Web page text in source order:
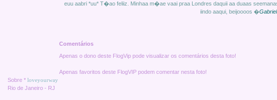
euu aabri *uu* T�ao feliiz. Minhaa m�ae vaai praa Londres daquii aa duaas
iindo aaqui, beijoooos �
Comentários
Apenas o dono deste FlogVip pode visualizar os comentários desta foto!
Apenas favoritos deste FlogVIP podem comentar nesta foto!
Sobre * loveyourway
Rio de Janeiro - RJ